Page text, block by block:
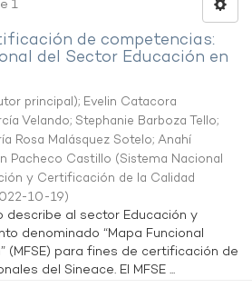
1
de competencias:
del Sector Educación en
principal); Evelin Catacora
Velando; Stephanie Barboza Tello;
Rosa Malásquez Sotelo; Anahí
Pacheco Castillo (Sistema Nacional
y Certificación de la Calidad
10-19)
describe al sector Educación y
denominado “Mapa Funcional
(MFSE) para fines de certificación de
del Sineace. El MFSE ...